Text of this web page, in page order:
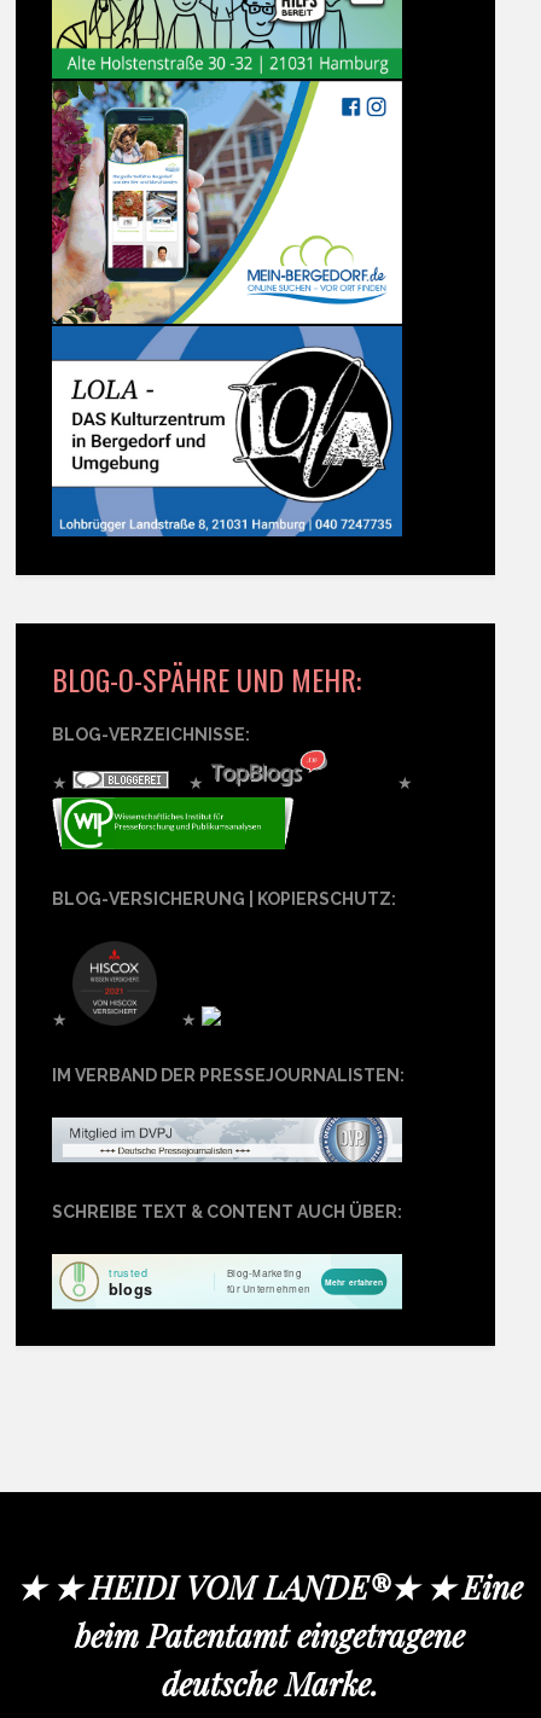
BLOG-O-SPÄHRE UND MEHR:
BLOG-VERZEICHNISSE:
★ ★ ★
BLOG-VERSICHERUNG | KOPIERSCHUTZ:
★ ★
IM VERBAND DER PRESSEJOURNALISTEN:
SCHREIBE TEXT & CONTENT AUCH ÜBER:
★ ★ HEIDI VOM LANDE®★ ★ Eine
beim Patentamt eingetragene
deutsche Marke.